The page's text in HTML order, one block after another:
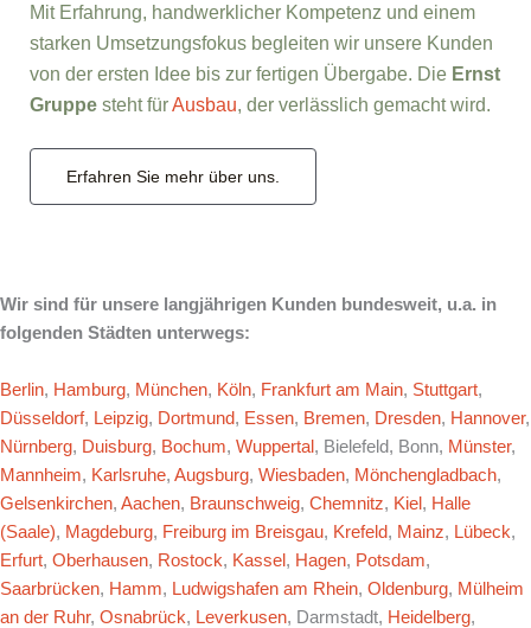
Mit Erfahrung, handwerklicher Kompetenz und einem
starken Umsetzungsfokus begleiten wir unsere Kunden
von der ersten Idee bis zur fertigen Übergabe. Die Ernst
Gruppe steht fürAusbau, der verlässlich gemacht wird.
Erfahren Sie mehr über uns.
Wir sind für unsere langjährigen Kunden bundesweit, u.a. in
folgenden Städten unterwegs:
Berlin, Hamburg, München, Köln, Frankfurt am Main, Stuttgart,
Düsseldorf, Leipzig, Dortmund, Essen, Bremen, Dresden, Hannover,
Nürnberg, Duisburg, Bochum, Wuppertal , Bielefeld, Bonn, Münster,
Mannheim, Karlsruhe, Augsburg, Wiesbaden, Mönchengladbach,
Gelsenkirchen, Aachen, Braunschweig, Chemnitz, Kiel , Halle
(Saale), Magdeburg, Freiburg im Breisgau, Krefeld, Mainz, Lübeck,
Erfurt, Oberhausen, Rostock, Kassel , Hagen, Potsdam,
Saarbrücken, Hamm, Ludwigshafen am Rhein, Oldenburg, Mülheim
an der Ruhr, Osnabrück, Leverkusen, Darmstadt, Heidelberg,